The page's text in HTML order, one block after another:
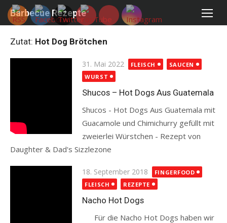
Skip
Barbecue Rezepte
Zutat: Hot Dog Brötchen
Posted
on
31. Mai 2022 FLEISCH
SAUCEN
WURST
Shucos – Hot Dogs Aus Guatemala
Shucos - Hot Dogs Aus Guatemala mit
Guacamole und Chimichurry gefüllt mit
zweierlei Würstchen - Rezept von
Daughter & Dad's Sizzlezone
Posted
on
18. September 2018
FINGERFOOD
FLEISCH
REZEPTE
Nacho Hot Dogs
Für die Nacho Hot Dogs haben wir